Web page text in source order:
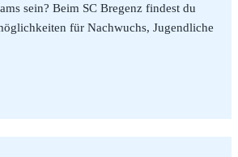
sein? Beim SC Bregenz findest du
für Nachwuchs, Jugendliche